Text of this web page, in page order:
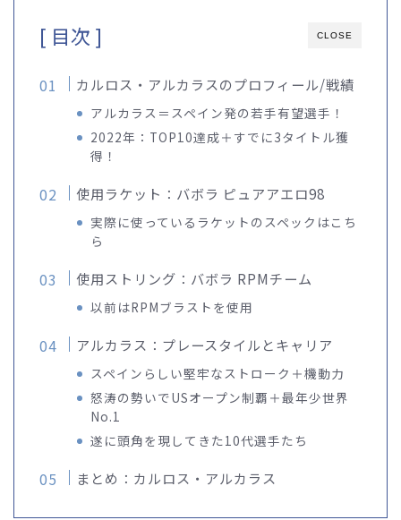
CLOSE
[ 目次 ]
カルロス・アルカラスのプロフィール/戦績
アルカラス＝スペイン発の若手有望選手！
2022年：TOP10達成＋すでに3タイトル獲
得！
使用ラケット：バボラ ピュアアエロ98
実際に使っているラケットのスペックはこち
ら
使用ストリング：バボラ RPMチーム
以前はRPMブラストを使用
アルカラス：プレースタイルとキャリア
スペインらしい堅牢なストローク＋機動力
怒涛の勢いでUSオープン制覇＋最年少世界
No.1
遂に頭角を現してきた10代選手たち
まとめ：カルロス・アルカラス